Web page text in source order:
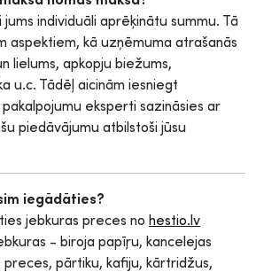
individuāli aprēķinātu summu. Tā
aspektiem, kā uzņēmuma atrašanās
lielums, apkopju biežums,
u.c. Tādēļ aicinām iesniegt
eksperti sazināsies ar
piedāvājumu atbilstoši jūsu
iegādāties?
jebkuras preces no hestio.lv
- biroja papīŗu, kancelejas
pārtiku, kafiju, kārtridžus,